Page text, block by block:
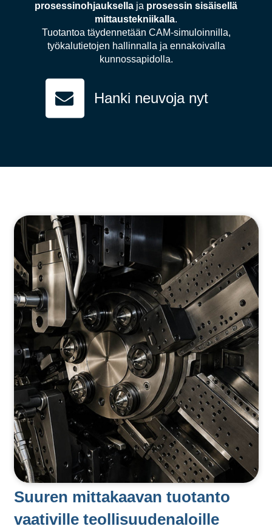
prosessinohjauksella ja prosessin sisäisellä
mittaustekniikalla.
Tuotantoa täydennetään CAM-simuloinnilla,
työkalutietojen hallinnalla ja ennakoivalla
kunnossapidolla.
Hanki neuvoja nyt
Suuren mittakaavan tuotanto
vaativille teollisuudenaloille